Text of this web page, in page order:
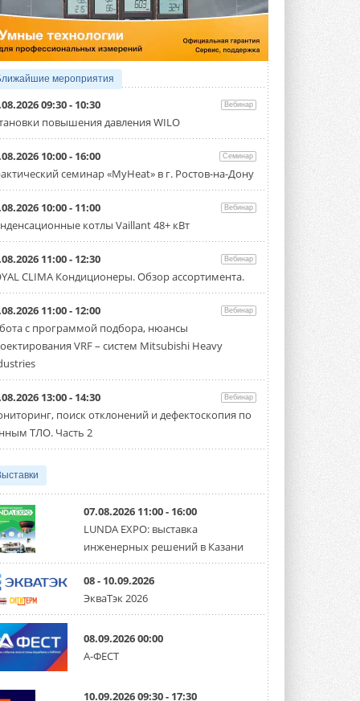
Тепловые насосы в связке с
солнечной генерацией и
накопителем снижают
потребление на 60%
Исследователи из Италии установили ...
4 АВГУСТА 2026
«РУСКЛИМАТ Fest 2026» в Уфе
собрал свыше 700 профи
климатической отрасли
Организатором выступил торгово-
производственный холдинг ...
3 АВГУСТА 2026
«Датарк» испытал модульный
ЦОД с плотностью 54 кВт на
стойку
Испытания прошли на собственной
производственной площадке и были ...
3 АВГУСТА 2026
Samsung выпускает VRF-
систему DVM на R32
Линейка включает семь типоразмеров
производительностью от 22,4 до 56 кВт.
«СиСофт Девелопмент» подвел
итоги конкурса студенческих
проектов «ТИМ-лидеры 2026»
«Русклимат» укрепляет
партнёрство за Уралом
Президент Омского землячества в
Москве Михаил Тимошенко посетил
Омск с трёхдневным рабочим визитом ...
31 ИЮЛЯ 2026
Carrier модернизирует
флагманский чиллер AquaEdge
19XR
Чиллер получил новую версию,
работающую на хладагенте R1234ze ...
31 ИЮЛЯ 2026
Mitsubishi расширяет
мероприятия
09:30 - 10:30 Вебинар
повышения давления WILO
10:00 - 16:00 Семинар
семинар «MyHeat» в г. Ростов-на-Дону
10:00 - 11:00 Вебинар
котлы Vaillant 48+ кВт
11:00 - 12:30 Вебинар
CLIMA Кондиционеры. Обзор ассортимента.
11:00 - 12:00 Вебинар
с программой подбора, нюансы
VRF – систем Mitsubishi Heavy
13:00 - 14:30 Вебинар
поиск отклонений и дефектоскопия по
ТЛО. Часть 2
07.08.2026 11:00 - 16:00
LUNDA EXPO: выставка
инженерных решений в Казани
08 - 10.09.2026
ЭкваТэк 2026
08.09.2026 00:00
А-ФЕСТ
10.09.2026 09:30 - 17:30